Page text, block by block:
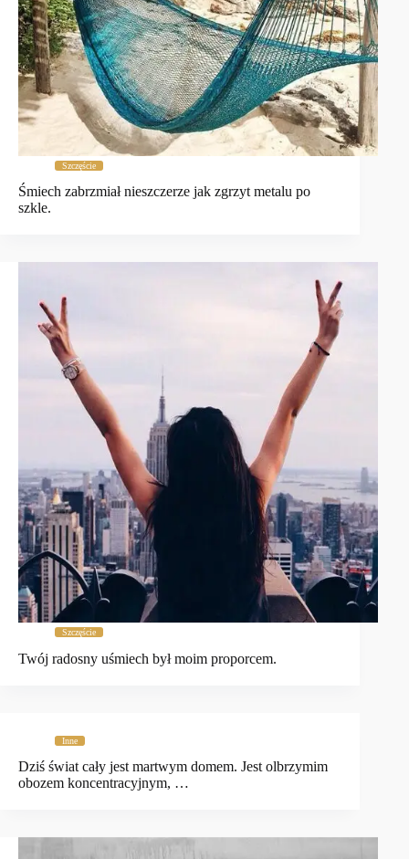
Szczęście
Śmiech zabrzmiał nieszczerze jak zgrzyt metalu po
szkle.
Szczęście
Twój radosny uśmiech był moim proporcem.
Inne
Dziś świat cały jest martwym domem. Jest olbrzymim
obozem koncentracyjnym, …